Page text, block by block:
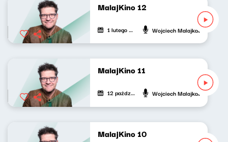
MalajKino 12
1 lutego 2024 Wojciech Malajkat
MalajKino 11
12 października 2023 Wojciech Malajkat
MalajKino 10